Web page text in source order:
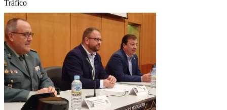
Tráfico